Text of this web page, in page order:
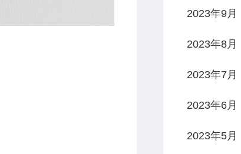
2023年9月
2023年8月
2023年7月
2023年6月
2023年5月